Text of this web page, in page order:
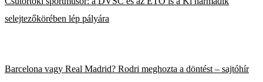
selejtezőkörében lép pályára
Barcelona vagy Real Madrid? Rodri meghozta a döntést – sajtóhír